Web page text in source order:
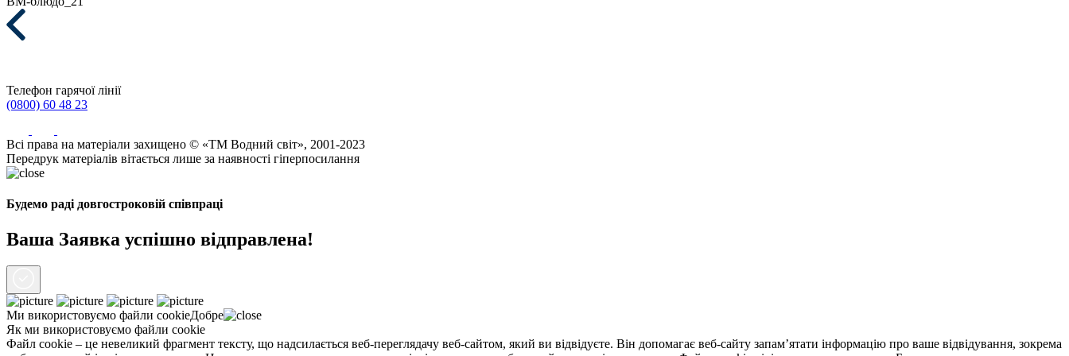
Телефон гарячої лінії
(0800) 60 48 23
Всі права на матеріали захищено © «ТМ Водний світ», 2001-2023
Передрук матеріалів вітається лише за наявності гіперпосилання
Будемо раді довгостроковій співпраці
Ваша Заявка успішно відправлена!
Ми використовуємо файли cookieДобре
Як ми використовуємо файли cookie
Файл cookie – це невеликий фрагмент тексту, що надсилається веб-переглядачу веб-сайтом, який ви відвідуєте. Він допомагає веб-сайту запам’ятати інформацію про ваше відвідування, зокрема